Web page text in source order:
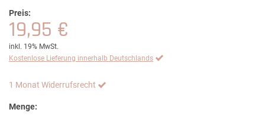
Preis:
19,95 €
inkl. 19% MwSt.
Kostenlose Lieferung innerhalb Deutschlands
1 Monat Widerrufsrecht
Menge: